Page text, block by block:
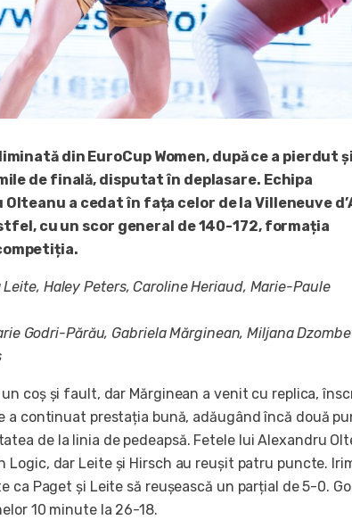
din EuroCup Women, după ce a pierdut
de finală, disputat în deplasare. Echipa
a cedat în fața celor de la Villeneuve
cu un scor general de 140-172, formația
Leite, Haley Peters, Caroline Heriaud, Marie-Paule
Godri-Părău, Gabriela Mărginean, Miljana
coș și fault, dar Mărginean a venit cu replica,
a continuat prestația bună, adăugând încă două
de la linia de pedeapsă. Fetele lui Alexandru
Logic, dar Leite și Hirsch au reușit patru puncte.
ca Paget și Leite să reușească un parțial de 5-0.
10 minute la 26-18.